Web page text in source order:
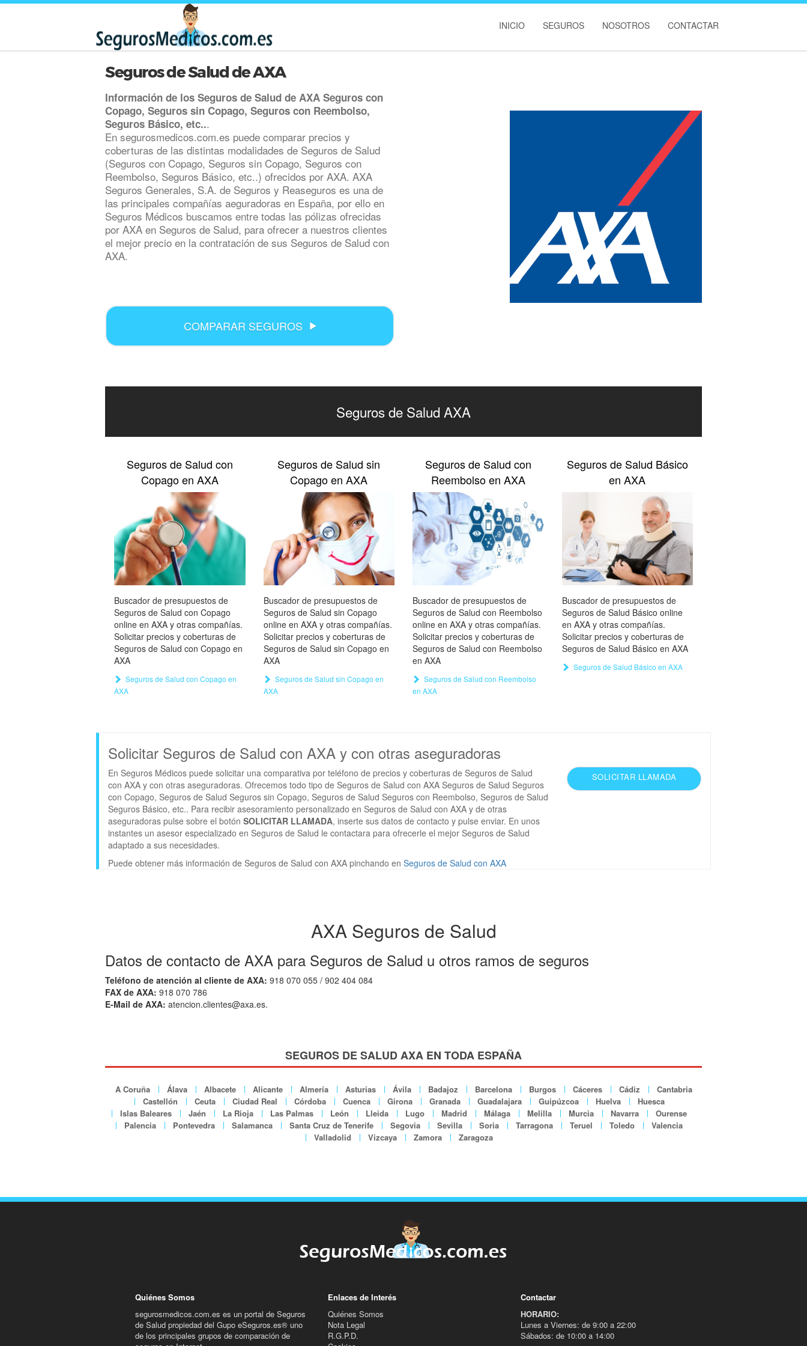
INICIO SEGUROS NOSOTROS CONTACTAR
Seguros de Salud de AXA
Información de los Seguros de Salud de AXA Seguros con
Copago, Seguros sin Copago, Seguros con Reembolso,
Seguros Básico, etc...
En segurosmedicos.com.es puede comparar precios y
coberturas de las distintas modalidades de Seguros de Salud
(Seguros con Copago, Seguros sin Copago, Seguros con
Reembolso, Seguros Básico, etc..) ofrecidos por AXA. AXA
Seguros Generales, S.A. de Seguros y Reaseguros es una de
las principales compañías aeguradoras en España, por ello en
Seguros Médicos buscamos entre todas las pólizas ofrecidas
por AXA en Seguros de Salud, para ofrecer a nuestros clientes
el mejor precio en la contratación de sus Seguros de Salud con
AXA.
COMPARAR SEGUROS
Seguros de Salud AXA
Seguros de Salud con
Copago en AXA
Buscador de presupuestos de
Seguros de Salud con Copago
online en AXA y otras compañías.
Solicitar precios y coberturas de
Seguros de Salud con Copago en
AXA
Seguros de Salud con Copago en
AXA
Seguros de Salud sin
Copago en AXA
Buscador de presupuestos de
Seguros de Salud sin Copago
online en AXA y otras compañías.
Solicitar precios y coberturas de
Seguros de Salud sin Copago en
AXA
Seguros de Salud sin Copago en
AXA
Seguros de Salud con
Reembolso en AXA
Buscador de presupuestos de
Seguros de Salud con Reembolso
online en AXA y otras compañías.
Solicitar precios y coberturas de
Seguros de Salud con Reembolso
en AXA
Seguros de Salud con Reembolso
en AXA
Seguros de Salud Básico
en AXA
Buscador de presupuestos de
Seguros de Salud Básico online
en AXA y otras compañías.
Solicitar precios y coberturas de
Seguros de Salud Básico en AXA
Seguros de Salud Básico en AXA
Solicitar Seguros de Salud con AXA y con otras aseguradoras
En Seguros Médicos puede solicitar una comparativa por teléfono de precios y coberturas de Seguros de Salud
con AXA y con otras aseguradoras. Ofrecemos todo tipo de Seguros de Salud con AXA Seguros de Salud Seguros
con Copago, Seguros de Salud Seguros sin Copago, Seguros de Salud Seguros con Reembolso, Seguros de Salud
Seguros Básico, etc.. Para recibir asesoramiento personalizado en Seguros de Salud con AXA y de otras
aseguradoras pulse sobre el botón SOLICITAR LLAMADA, inserte sus datos de contacto y pulse enviar. En unos
instantes un asesor especializado en Seguros de Salud le contactara para ofrecerle el mejor Seguros de Salud
adaptado a sus necesidades.
Puede obtener más información de Seguros de Salud con AXA pinchando en Seguros de Salud con AXA
SOLICITAR LLAMADA
AXA Seguros de Salud
Datos de contacto de AXA para Seguros de Salud u otros ramos de seguros
Teléfono de atención al cliente de AXA: 918 070 055 / 902 404 084
FAX de AXA: 918 070 786
E-Mail de AXA: atencion.clientes@axa.es.
SEGUROS DE SALUD AXA EN TODA ESPAÑA
A Coruña Álava Albacete Alicante Almería Asturias Ávila Badajoz Barcelona Burgos Cáceres Cádiz
Cantabria
Castellón
Ceuta Ciudad Real Córdoba Cuenca Girona Granada Guadalajara Guipúzcoa Huelva
Huesca
Islas Baleares
Jaén La Rioja Las Palmas León Lleida Lugo Madrid Málaga Melilla Murcia Navarra
Ourense
Palencia
Pontevedra Salamanca Santa Cruz de Tenerife Segovia Sevilla Soria Tarragona Teruel Toledo
Valencia
Valladolid
Vizcaya Zamora Zaragoza
Quiénes Somos
segurosmedicos.com.es es un portal de Seguros
de Salud propiedad del Gupo eSeguros.es® uno
de los principales grupos de comparación de
Enlaces de Interés
Quiénes Somos
Nota Legal
R.G.P.D.
Contactar
HORARIO:
Lunes a Viernes: de 9:00 a 22:00
Sábados: de 10:00 a 14:00